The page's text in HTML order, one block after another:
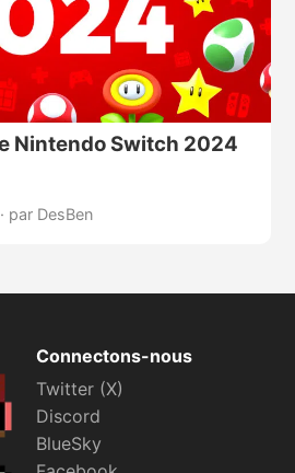
Nintendo Switch 2024
· par DesBen
Connectons-nous
Twitter (X)
Discord
BlueSky